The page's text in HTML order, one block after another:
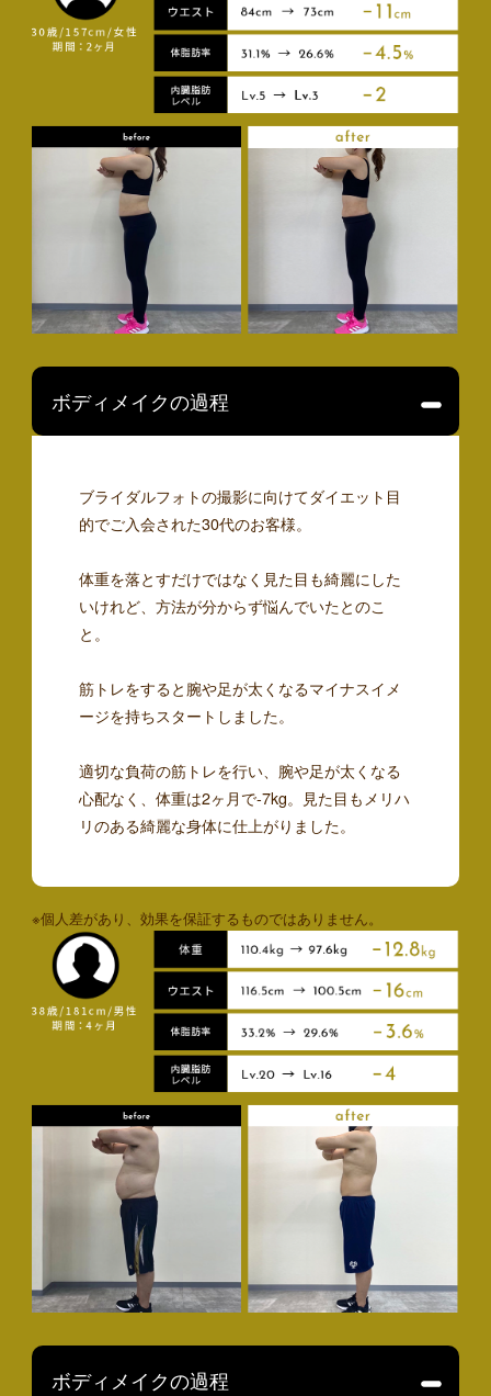
ボディメイクの過程
ブライダルフォトの撮影に向けてダイエット目
的でご入会された30代のお客様。
体重を落とすだけではなく見た目も綺麗にした
いけれど、方法が分からず悩んでいたとのこ
と。
筋トレをすると腕や足が太くなるマイナスイメ
ージを持ちスタートしました。
適切な負荷の筋トレを行い、腕や足が太くなる
心配なく、体重は2ヶ月で-7kg。見た目もメリハ
リのある綺麗な身体に仕上がりました。
※個人差があり、効果を保証するものではありません。
ボディメイクの過程